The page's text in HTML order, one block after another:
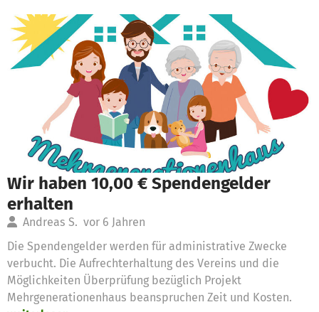
Wir haben 10,00 € Spendengelder
erhalten
Andreas S. vor 6 Jahren
Die Spendengelder werden für administrative Zwecke
verbucht. Die Aufrechterhaltung des Vereins und die
Möglichkeiten Überprüfung bezüglich Projekt
Mehrgenerationenhaus beanspruchen Zeit und Kosten.